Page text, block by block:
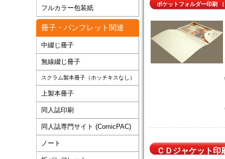
ポケットフォルダー印刷
ＣＤジャケット印
フルカラー包装紙
冊子・パンフレット関連
中綴じ冊子
無線綴じ冊子
スクラム製本冊子（ホッチキスなし）
上製本冊子
同人誌印刷
同人誌専門サイト (ComicPAC)
ノート